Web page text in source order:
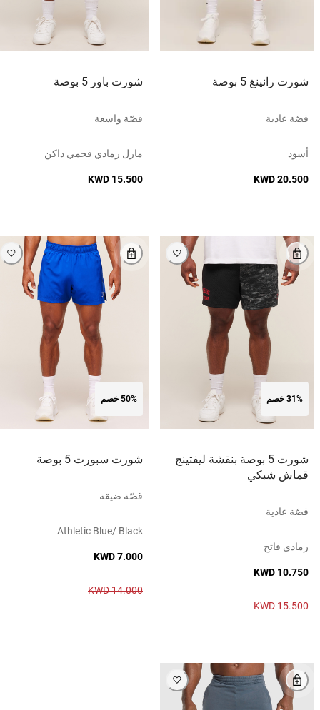
شورت رانينغ 5 بوصة
قصّة عادية
أسود
KWD 20.500
شورت باور 5 بوصة
قصّة واسعة
مارل رمادي فحمي داكن
KWD 15.500
31% خصم
شورت 5 بوصة بنقشة ليفتينج
قماش شبكي
قصّة عادية
رمادي فاتح
KWD 10.750
KWD 15.500
50% خصم
شورت سبورت 5 بوصة
قصّة ضيقة
Athletic Blue/ Black
KWD 7.000
KWD 14.000